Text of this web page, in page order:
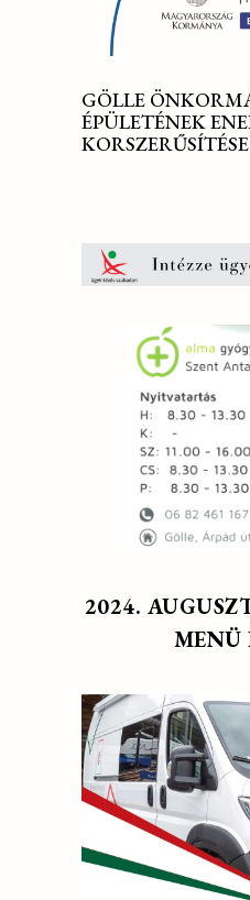
GÖLLE
ÉPÜLETÉNEK
KORSZERŰSÍTÉSE
2024.
MENÜ